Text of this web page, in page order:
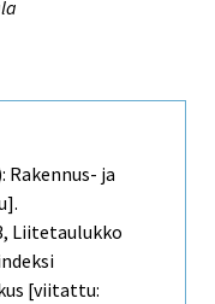
Rakennus- ja
Liitetaulukko
[viitattu: